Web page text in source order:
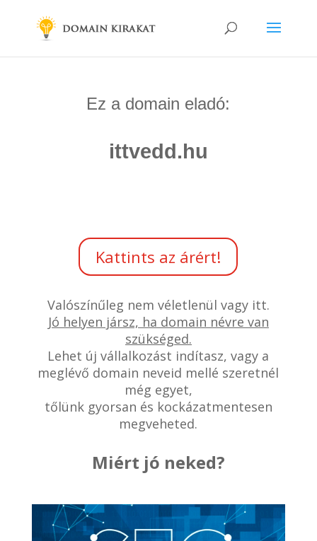
Ez a domain eladó:
ittvedd.hu
Kattints az árért!
Valószínűleg nem véletlenül vagy itt.
Jó helyen jársz, ha domain névre van
szükséged.
Lehet új vállalkozást indítasz, vagy a
meglévő domain neveid mellé szeretnél
még egyet,
tőlünk gyorsan és kockázatmentesen
megveheted.
Miért jó neked?